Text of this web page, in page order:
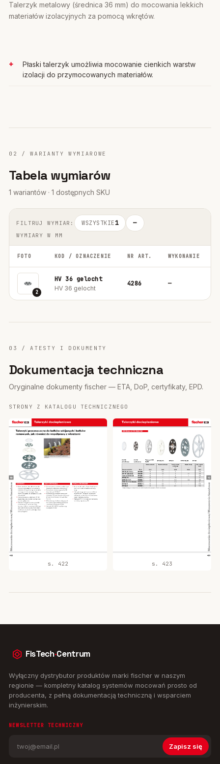
Talerzyk metalowy (średnica 36 mm) do mocowania lekkich
materiałów izolacyjnych za pomocą wkrętów.
Płaski talerzyk umożliwia mocowanie cienkich warstw
izolacji do przymocowanych materiałów.
02 / WARIANTY WYMIAROWE
Tabela wymiarów
1 wariantów · 1 dostępnych SKU
FILTRUJ WYMIAR: WSZYSTKIE1 —
WYMIARY W MM
FOTO KOD / OZNACZENIE NR ART. WYKONANIE
2
HV 36 gelocht
HV 36 gelocht
4286 —
03 / ATESTY I DOKUMENTY
Dokumentacja techniczna
Oryginalne dokumenty fischer — ETA, DoP, certyfikaty, EPD.
STRONY Z KATALOGU TECHNICZNEGO
s. 422 s. 423
FisTech·Centrum
Wyłączny dystrybutor produktów marki fischer w naszym
regionie — kompletny katalog systemów mocowań prosto od
producenta, z pełną dokumentacją techniczną i wsparciem
inżynierskim.
NEWSLETTER TECHNICZNY
Zapisz się